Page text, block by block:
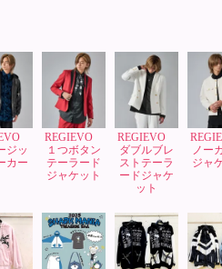
ジッ
カー
REGIEVO
１つボタン
テーラード
ジャケット
REGIEVO
ダブルブレ
ストテーラ
ードジャケ
ット
ノー
ジャ